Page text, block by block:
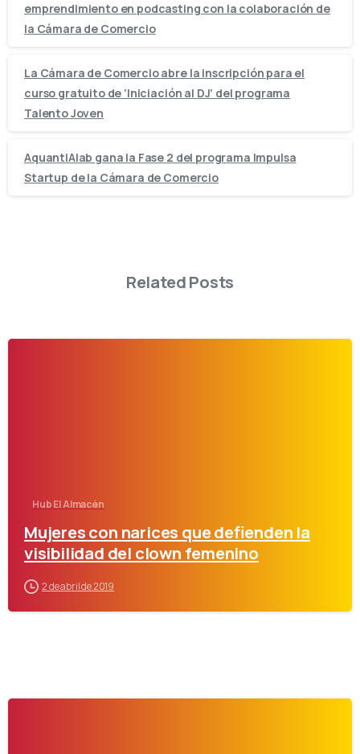
emprendimiento en podcasting con la colaboración de
la Cámara de Comercio
La Cámara de Comercio abre la inscripción para el
curso gratuito de ‘Iniciación al DJ’ del programa
Talento Joven
AquantIAlab gana la Fase 2 del programa Impulsa
Startup de la Cámara de Comercio
Related Posts
Hub El Almacén
Mujeres con narices que defienden la
visibilidad del clown femenino
2 de abril de 2019